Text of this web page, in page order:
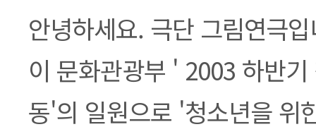
본문
안녕하세요. 극단 그림연극
이 문화관광부 ' 2003 하반
동'의 일원으로 '청소년을 위